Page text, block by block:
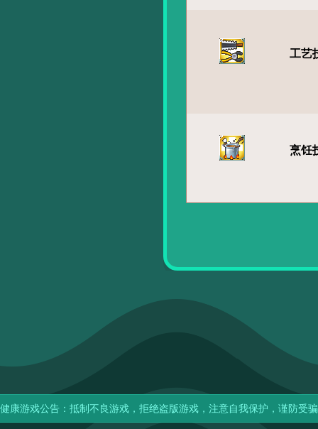
工艺
烹饪
健康游戏公告：抵制不良游戏，拒绝盗版游戏，注意自我保护，谨防受骗